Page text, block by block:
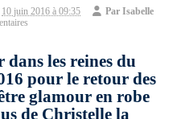
10 juin 2016 à 09:35 ParIsabelle
les reines du
pour le retour des
glamour en robe
de Christelle la